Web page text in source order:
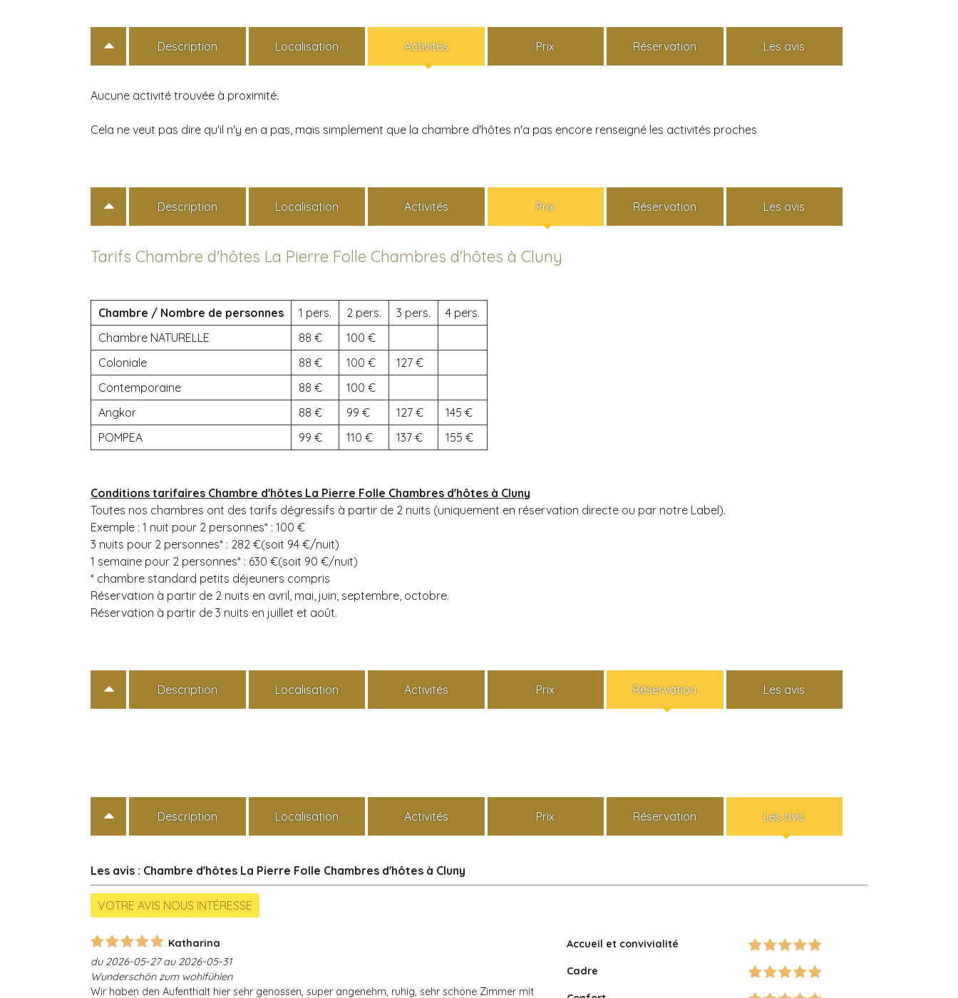
Description Localisation Activités Prix Réservation Les avis
Aucune activité trouvée à proximité.
Cela ne veut pas dire qu'il n'y en a pas, mais simplement que la chambre d'hôtes n'a pas encore renseigné les activités proches
Description Localisation Activités Prix Réservation Les avis
Tarifs Chambre d'hôtes La Pierre Folle Chambres d'hôtes à Cluny
Chambre / Nombre de personnes 1 pers. 2 pers. 3 pers.
4 pers.
Chambre NATURELLE
88
100
Coloniale
88 100
127
Contemporaine
88
100
Angkor
88 99 127
145
POMPEA
99 110 137 155
Conditions tarifaires Chambre d'hôtes La Pierre Folle Chambres d'hôtes à Cluny
Toutes nos chambres ont des tarifs dégressifs à partir de 2 nuits (uniquement en réservation directe ou par notre Label).
Exemple : 1 nuit pour 2 personnes* : 100 €
3 nuits pour 2 personnes* : 282 €(soit 94 €/nuit)
1 semaine pour 2 personnes* : 630 €(soit 90 €/nuit)
* chambre standard petits déjeuners compris
Réservation à partir de 2 nuits en avril, mai, juin, septembre, octobre.
Réservation à partir de 3 nuits en juillet et août.
Description Localisation Activités Prix Réservation Les avis
Description Localisation Activités Prix Réservation Les avis
Les avis : Chambre d'hôtes La Pierre Folle Chambres d'hôtes à Cluny
Katharina
du 2026-05-27 au 2026-05-31
Wunderschön zum wohlfühlen
Wir haben den Aufenthalt hier sehr genossen, super angenehm, ruhig, sehr schöne Zimmer mit
Accueil et convivialité
Cadre